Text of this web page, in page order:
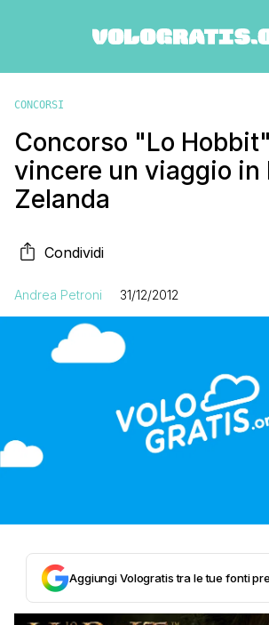
CONCORSI
Concorso "Lo
vincere un viaggio in
Zelanda
Condividi
Andrea Petroni 31/12/2012
Aggiungi Vologratis tra le tue fonti